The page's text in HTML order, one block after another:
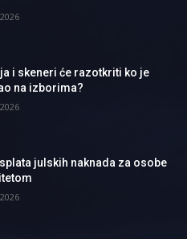
i skeneri će razotkriti ko je
na izborima?
julskih naknada za osobe